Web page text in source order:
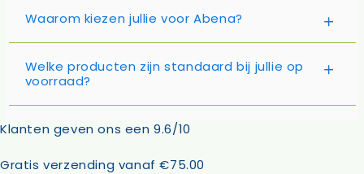
Waarom kiezen jullie voor Abena?
Welke producten zijn standaard bij jullie op
voorraad?
Klanten geven ons een 9.6/10
Gratis verzending vanaf €75.00